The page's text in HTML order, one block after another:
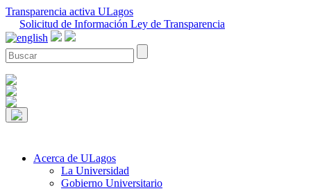
Transparencia activa ULagos
Solicitud de Información Ley de Transparencia
Acerca de ULagos
La Universidad
Gobierno Universitario